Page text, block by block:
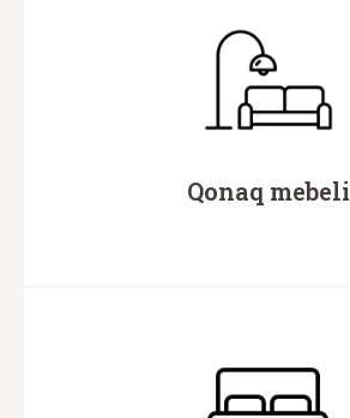
Qonaq mebeli